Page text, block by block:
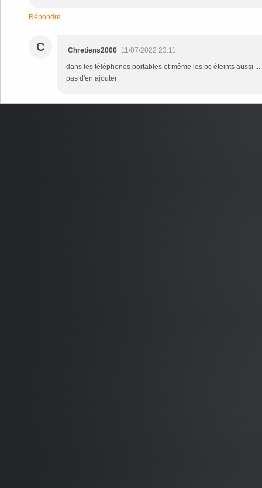
Répondre
C Chretiens2000 11/07/2022 23:11
dans les téléphones portables et même les pc éteints aussi
pas d'en ajouter